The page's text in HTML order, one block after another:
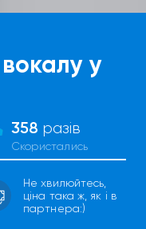
у
358 разів
Скористались
Не хвилюйтесь,
ціна така ж, як і в
партнера:)